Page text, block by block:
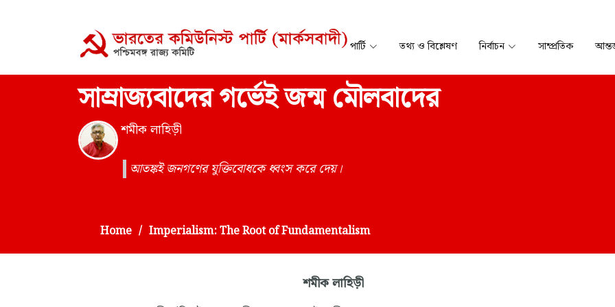
পার্টি তথ্য ও বিশ্লেষণ নির্বাচন সাম্প্রতিক
সাম্রাজ্যবাদের গর্ভেই জন্ম মৌলবাদের
শমীক লাহিড়ী
আতঙ্কই জনগণের যুক্তিবোধকে ধ্বংস করে দেয়।
Home Imperialism: The Root of Fundamentalism
শমীক লাহিড়ী